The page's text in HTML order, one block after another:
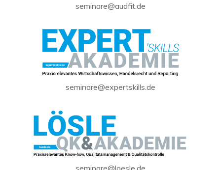
seminare@audfit.de
seminare@expertskills.de
seminare@loesle.de